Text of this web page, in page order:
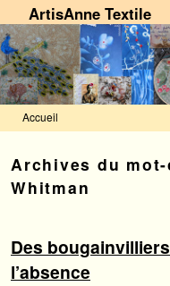
ArtisAnne Textile
Accueil
Archives du
Whitman
Des
l’absence